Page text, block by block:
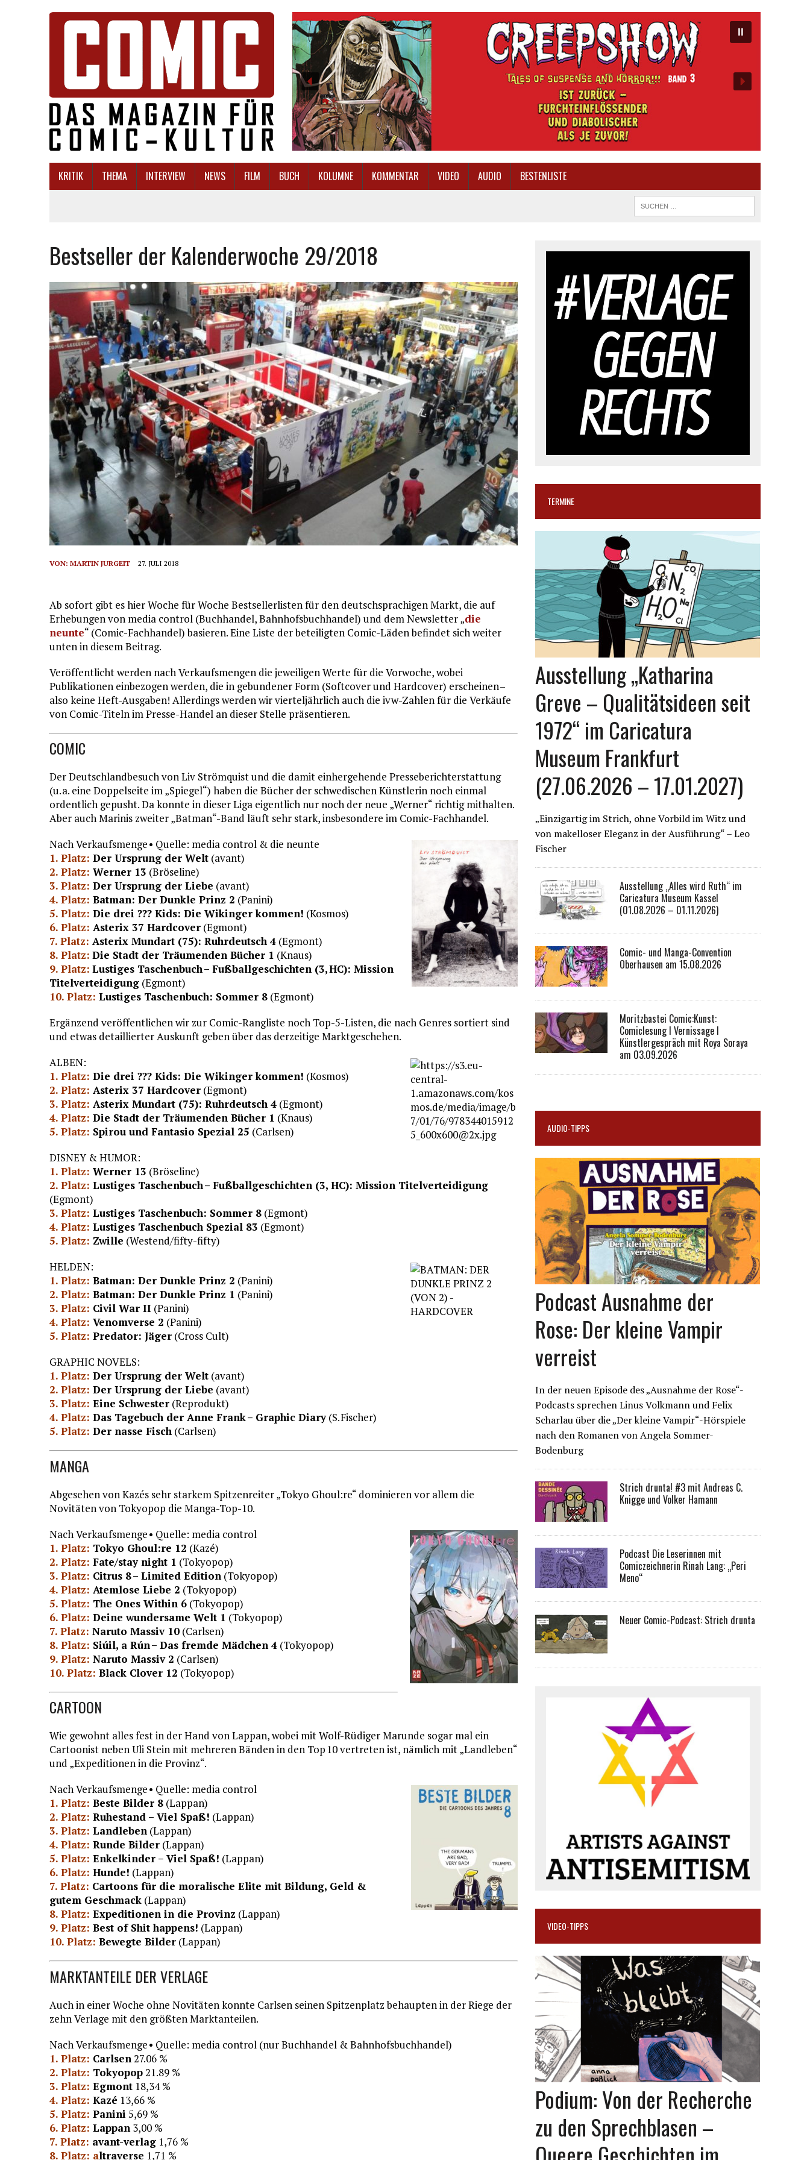
KRITIK THEMA INTERVIEW NEWS FILM BUCH KOLUMNE KOMMENTAR VIDEO AUDIO BESTENLISTE
Bestseller der Kalenderwoche 29/2018
VON: MARTIN JURGEIT 27. JULI 2018
Ab sofort gibt es hier Woche für Woche Bestsellerlisten für den deutschsprachigen Markt, die auf
Erhebungen von media control (Buchhandel, Bahnhofsbuchhandel) und dem Newsletter „die
neunte“ (Comic-Fachhandel) basieren. Eine Liste der beteiligten Comic-Läden befindet sich weiter
unten in diesem Beitrag.
Veröffentlicht werden nach Verkaufsmengen die jeweiligen Werte für die Vorwoche, wobei
Publikationen einbezogen werden, die in gebundener Form (Softcover und Hardcover) erscheinen –
also keine Heft-Ausgaben! Allerdings werden wir vierteljährlich auch die ivw-Zahlen für die Verkäufe
von Comic-Titeln im Presse-Handel an dieser Stelle präsentieren.
COMIC
Der Deutschlandbesuch von Liv Strömquist und die damit einhergehende Presseberichterstattung
(u. a. eine Doppelseite im „Spiegel“) haben die Bücher der schwedischen Künstlerin noch einmal
ordentlich gepusht. Da konnte in dieser Liga eigentlich nur noch der neue „Werner“ richtig mithalten.
Aber auch Marinis zweiter „Batman“-Band läuft sehr stark, insbesondere im Comic-Fachhandel.
Nach Verkaufsmenge • Quelle: media control & die neunte
1. Platz: Der Ursprung der Welt (avant)
2. Platz: Werner 13 (Bröseline)
3. Platz: Der Ursprung der Liebe (avant)
4. Platz: Batman: Der Dunkle Prinz 2 (Panini)
5. Platz: Die drei ??? Kids: Die Wikinger kommen! (Kosmos)
6. Platz: Asterix 37 Hardcover (Egmont)
7. Platz: Asterix Mundart (75): Ruhrdeutsch 4 (Egmont)
8. Platz: Die Stadt der Träumenden Bücher 1 (Knaus)
9. Platz: Lustiges Taschenbuch – Fußballgeschichten (3, HC): Mission
Titelverteidigung (Egmont)
10. Platz: Lustiges Taschenbuch: Sommer 8 (Egmont)
Ergänzend veröffentlichen wir zur Comic-Rangliste noch Top-5-Listen, die nach Genres sortiert sind
und etwas detaillierter Auskunft geben über das derzeitige Marktgeschehen.
ALBEN:
1. Platz: Die drei ??? Kids: Die Wikinger kommen! (Kosmos)
2. Platz: Asterix 37 Hardcover (Egmont)
3. Platz: Asterix Mundart (75): Ruhrdeutsch 4 (Egmont)
4. Platz: Die Stadt der Träumenden Bücher 1 (Knaus)
5. Platz: Spirou und Fantasio Spezial 25 (Carlsen)
DISNEY & HUMOR:
1. Platz: Werner 13 (Bröseline)
2. Platz: Lustiges Taschenbuch – Fußballgeschichten (3, HC): Mission Titelverteidigung
(Egmont)
3. Platz: Lustiges Taschenbuch: Sommer 8 (Egmont)
4. Platz: Lustiges Taschenbuch Spezial 83 (Egmont)
5. Platz: Zwille (Westend/fifty-fifty)
HELDEN:
1. Platz: Batman: Der Dunkle Prinz 2 (Panini)
2. Platz: Batman: Der Dunkle Prinz 1 (Panini)
3. Platz: Civil War II (Panini)
4. Platz: Venomverse 2 (Panini)
5. Platz: Predator: Jäger (Cross Cult)
GRAPHIC NOVELS:
1. Platz: Der Ursprung der Welt (avant)
2. Platz: Der Ursprung der Liebe (avant)
3. Platz: Eine Schwester (Reprodukt)
4. Platz: Das Tagebuch der Anne Frank – Graphic Diary(S. Fischer)
5. Platz: Der nasse Fisch (Carlsen)
MANGA
Abgesehen von Kazés sehr starkem Spitzenreiter „Tokyo Ghoul:re“ dominieren vor allem die
Novitäten von Tokyopop die Manga-Top-10.
Nach Verkaufsmenge • Quelle: media control
1. Platz: Tokyo Ghoul:re 12 (Kazé)
2. Platz: Fate/stay night 1 (Tokyopop)
3. Platz: Citrus 8 – Limited Edition (Tokyopop)
4. Platz: Atemlose Liebe 2 (Tokyopop)
5. Platz: The Ones Within 6 (Tokyopop)
6. Platz: Deine wundersame Welt 1 (Tokyopop)
7. Platz: Naruto Massiv 10 (Carlsen)
8. Platz: Siúil, a Rún – Das fremde Mädchen 4 (Tokyopop)
9. Platz: Naruto Massiv 2 (Carlsen)
10. Platz: Black Clover 12 (Tokyopop)
CARTOON
Wie gewohnt alles fest in der Hand von Lappan, wobei mit Wolf-Rüdiger Marunde sogar mal ein
Cartoonist neben Uli Stein mit mehreren Bänden in den Top 10 vertreten ist, nämlich mit „Landleben“
und „Expeditionen in die Provinz“.
Nach Verkaufsmenge • Quelle: media control
1. Platz: Beste Bilder 8 (Lappan)
2. Platz: Ruhestand – Viel Spaß! (Lappan)
3. Platz: Landleben (Lappan)
4. Platz: Runde Bilder (Lappan)
5. Platz: Enkelkinder – Viel Spaß! (Lappan)
6. Platz: Hunde! (Lappan)
7. Platz: Cartoons für die moralische Elite mit Bildung, Geld &
gutem Geschmack (Lappan)
8. Platz: Expeditionen in die Provinz (Lappan)
9. Platz: Best of Shit happens! (Lappan)
10. Platz: Bewegte Bilder (Lappan)
MARKTANTEILE DER VERLAGE
Auch in einer Woche ohne Novitäten konnte Carlsen seinen Spitzenplatz behaupten in der Riege der
zehn Verlage mit den größten Marktanteilen.
Nach Verkaufsmenge • Quelle: media control (nur Buchhandel & Bahnhofsbuchhandel)
1. Platz: Carlsen27.06 %
2. Platz: Tokyopop21.89 %
3. Platz: Egmont 18,34 %
4. Platz: Kazé 13,66 %
5. Platz: Panini 5,69 %
6. Platz: Lappan 3,00 %
7. Platz: avant-verlag 1,76 %
8. Platz: altraverse 1,71 %
TERMINE
Ausstellung „Katharina
Greve – Qualitätsideen seit
1972“ im Caricatura
Museum Frankfurt
(27.06.2026 – 17.01.2027)
„Einzigartig im Strich, ohne Vorbild im Witz und
von makelloser Eleganz in der Ausführung“ – Leo
Fischer
Ausstellung „Alles wird Ruth“ im
Caricatura Museum Kassel
(01.08.2026 – 01.11.2026)
Comic- und Manga-Convention
Oberhausen am 15.08.2026
Moritzbastei Comic:Kunst:
Comiclesung I Vernissage I
Künstlergespräch mit Roya Soraya
am 03.09.2026
AUDIO-TIPPS
Podcast Ausnahme der
Rose: Der kleine Vampir
verreist
In der neuen Episode des „Ausnahme der Rose“-
Podcasts sprechen Linus Volkmann und Felix
Scharlau über die „Der kleine Vampir“-Hörspiele
nach den Romanen von Angela Sommer-
Bodenburg
Strich drunta! #3 mit Andreas C.
Knigge und Volker Hamann
Podcast Die Leserinnen mit
Comiczeichnerin Rinah Lang: „Peri
Meno“
Neuer Comic-Podcast: Strich drunta
VIDEO-TIPPS
Podium: Von der Recherche
zu den Sprechblasen –